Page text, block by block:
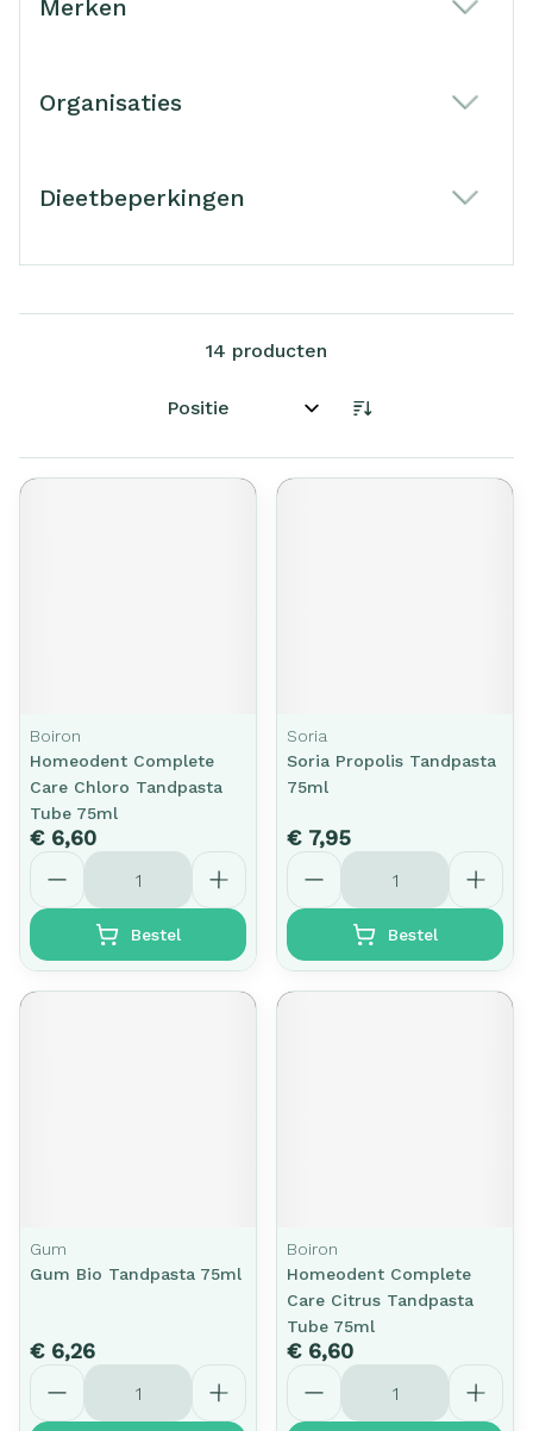
Merken
Organisaties
Dieetbeperkingen
14 producten
Sorteer op:
Boiron
Homeodent Complete
Care Chloro Tandpasta
Tube 75ml
€ 6,60
Aantal
Bestel
Soria
Soria Propolis Tandpasta
75ml
€ 7,95
Aantal
Bestel
Gum
Gum Bio Tandpasta 75ml
€ 6,26
Aantal
Boiron
Homeodent Complete
Care Citrus Tandpasta
Tube 75ml
€ 6,60
Aantal